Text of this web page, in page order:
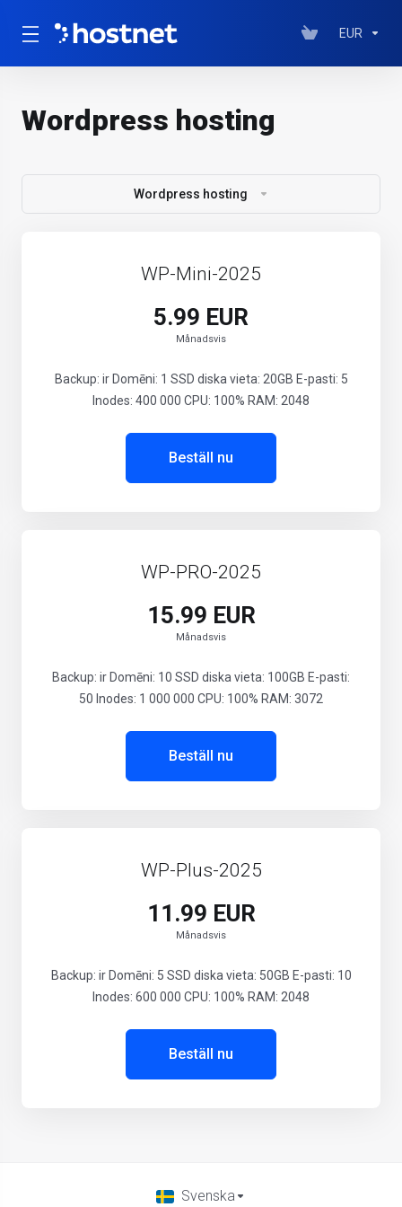
EUR
Wordpress hosting
Wordpress hosting
WP-Mini-2025
5.99 EUR
Månadsvis
Backup: ir Domēni: 1 SSD diska vieta: 20GB E-pasti: 5
Inodes: 400 000 CPU: 100% RAM: 2048
Beställ nu
WP-PRO-2025
15.99 EUR
Månadsvis
Backup: ir Domēni: 10 SSD diska vieta: 100GB E-pasti:
50 Inodes: 1 000 000 CPU: 100% RAM: 3072
Beställ nu
WP-Plus-2025
11.99 EUR
Månadsvis
Backup: ir Domēni: 5 SSD diska vieta: 50GB E-pasti: 10
Inodes: 600 000 CPU: 100% RAM: 2048
Beställ nu
Svenska